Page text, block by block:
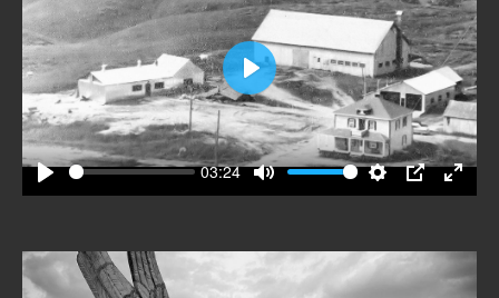
Play
03:24
Mute SettingsPIP
Enter
Play